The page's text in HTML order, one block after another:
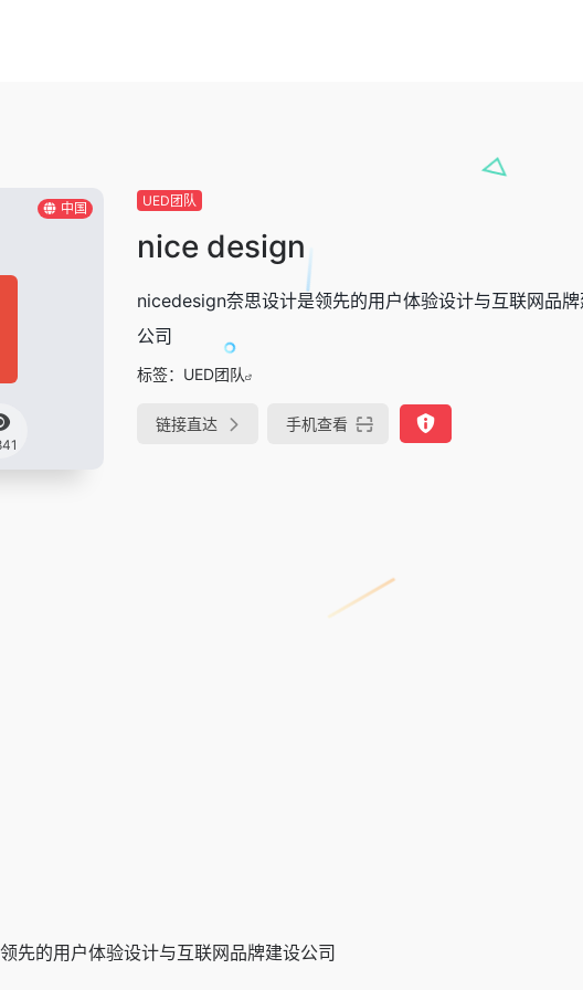
中国 UED团队
nice design
nicedesign奈思设计是领先的用户体验设计与互联网品
公司
标签： UED团队
链接直达 手机查看
先的用户体验设计与互联网品牌建设公司